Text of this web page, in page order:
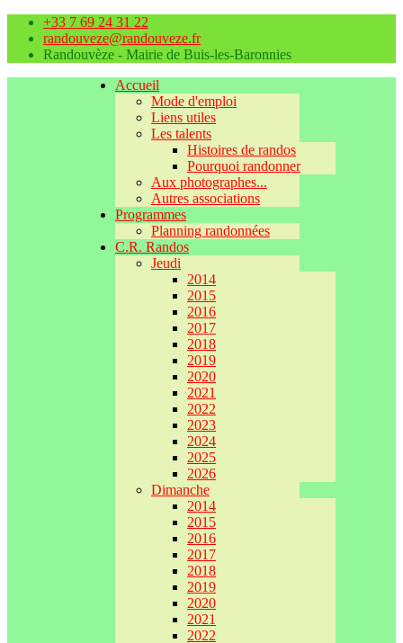
+33 7 69 24 31 22
randouveze@randouveze.fr
Randouvèze - Mairie de Buis-les-Baronnies
Accueil
Mode d'emploi
Liens utiles
Les talents
Histoires de randos
Pourquoi randonner
Aux photographes...
Autres associations
Programmes
Planning randonnées
C.R. Randos
Jeudi
2014
2015
2016
2017
2018
2019
2020
2021
2022
2023
2024
2025
2026
Dimanche
2014
2015
2016
2017
2018
2019
2020
2021
2022